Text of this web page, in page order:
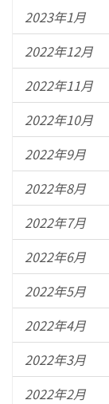
2023年1月
2022年12月
2022年11月
2022年10月
2022年9月
2022年8月
2022年7月
2022年6月
2022年5月
2022年4月
2022年3月
2022年2月